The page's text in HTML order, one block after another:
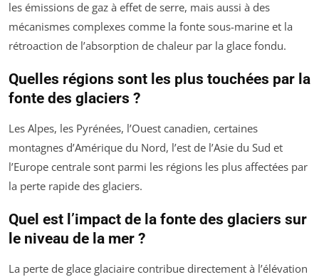
les émissions de gaz à effet de serre, mais aussi à des
mécanismes complexes comme la fonte sous-marine et la
rétroaction de l’absorption de chaleur par la glace fondu.
Quelles régions sont les plus touchées par la
fonte des glaciers ?
Les Alpes, les Pyrénées, l’Ouest canadien, certaines
montagnes d’Amérique du Nord, l’est de l’Asie du Sud et
l’Europe centrale sont parmi les régions les plus affectées par
la perte rapide des glaciers.
Quel est l’impact de la fonte des glaciers sur
le niveau de la mer ?
La perte de glace glaciaire contribue directement à l’élévation